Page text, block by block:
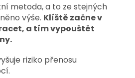
metoda, a to ze stejných
výše. Klíště začne v
a tím vypouštět
riziko přenosu